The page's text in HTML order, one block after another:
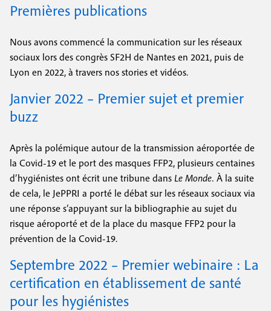
Premières publications
Nous avons commencé la communication sur les réseaux
sociaux lors des congrès SF2H de Nantes en 2021, puis de
Lyon en 2022, à travers nos stories et vidéos.
Janvier 2022 – Premier sujet et premier
buzz
Après la polémique autour de la transmission aéroportée de
la Covid-19 et le port des masques FFP2, plusieurs centaines
d’hygiénistes ont écrit une tribune dans Le Monde. À la suite
de cela, le JePPRI a porté le débat sur les réseaux sociaux via
une réponse s’appuyant sur la bibliographie au sujet du
risque aéroporté et de la place du masque FFP2 pour la
prévention de la Covid-19.
Septembre 2022 – Premier webinaire : La
certification en établissement de santé
pour les hygiénistes